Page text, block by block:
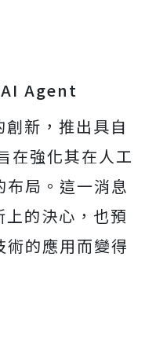
AI Agent
新，推出具自
在強化其在人工
局。這一消息
的決心，也預
的應用而變得